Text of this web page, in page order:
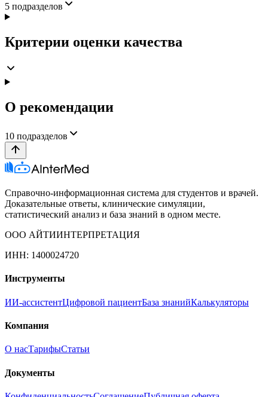
5 подразделов
Критерии оценки качества
О рекомендации
10 подразделов
Справочно-информационная система для студентов и врачей.
Доказательные ответы, клинические симуляции,
статистический анализ и база знаний в одном месте.
ООО АЙТИИНТЕРПРЕТАЦИЯ
ИНН: 1400024720
Инструменты
ИИ-ассистентЦифровой пациентБаза знанийКалькуляторы
Компания
О насТарифыСтатьи
Документы